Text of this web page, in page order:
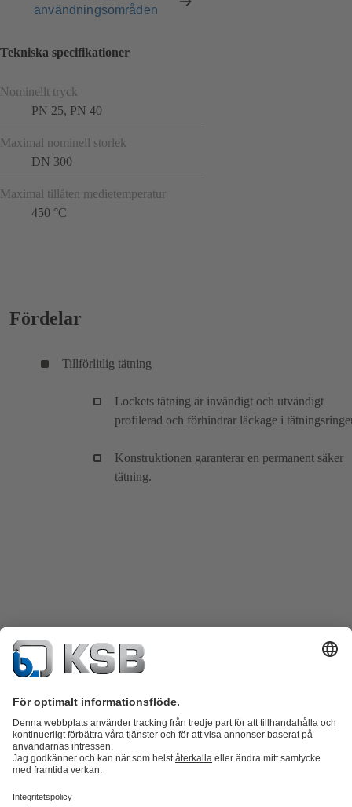
användningsområden
Tekniska specifikationer
Nominellt tryck
PN 25, PN 40
Maximal nominell storlek
DN 300
Maximal tillåten medietemperatur
450 °C
Fördelar
Tillförlitlig tätning
Lockets tätning är invändigt och utvändigt
profilerad och förhindrar läckage i
Konstruktionen garanterar en permanent säker
tätning.